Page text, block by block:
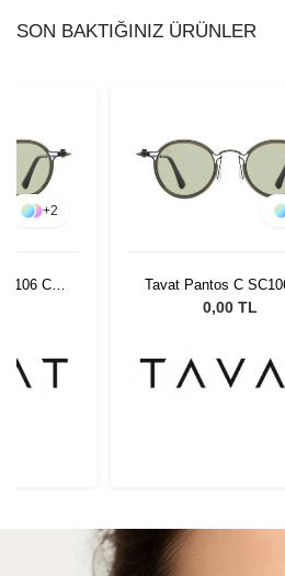
SON BAKTIĞINIZ ÜRÜNLER
+2
Col
Tavat Pantos C
VFG SL
0,00 TL